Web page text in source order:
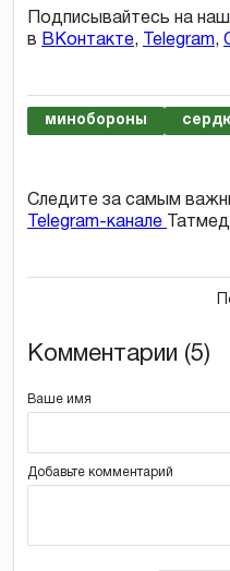
Подписывайтесь на
в ВКонтакте, Telegram,
минобороны
Следите за самым
Telegram-канале
Комментарии (5)
Ваше имя
Добавьте комментарий